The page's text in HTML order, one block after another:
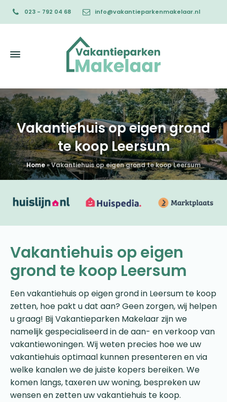
023 - 792 04 68 info@vakantieparkenmakelaar.nl
Vakantiehuis op eigen grond
te koop Leersum
Home»Vakantiehuis op eigen grond te koop Leersum
Vakantiehuis op eigen
grond te koop Leersum
Een vakantiehuis op eigen grond in Leersum te koop
zetten, hoe pakt u dat aan? Geen zorgen, wij helpen
u graag! Bij Vakantieparken Makelaar zijn we
namelijk gespecialiseerd in de aan- en verkoop van
vakantiewoningen. Wij weten precies hoe we uw
vakantiehuis optimaal kunnen presenteren en via
welke kanalen we de juiste kopers bereiken. We
komen langs, taxeren uw woning, bespreken uw
wensen en zetten uw vakantiehuis te koop.